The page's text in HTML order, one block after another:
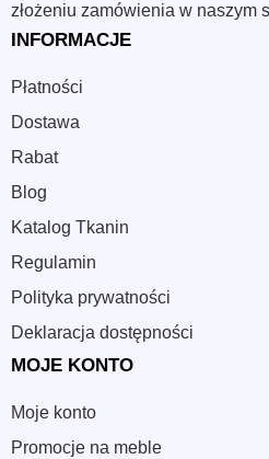
złożeniu zamówienia w naszym
INFORMACJE
Płatności
Dostawa
Rabat
Blog
Katalog Tkanin
Regulamin
Polityka prywatności
Deklaracja dostępności
MOJE KONTO
Moje konto
Promocje na meble